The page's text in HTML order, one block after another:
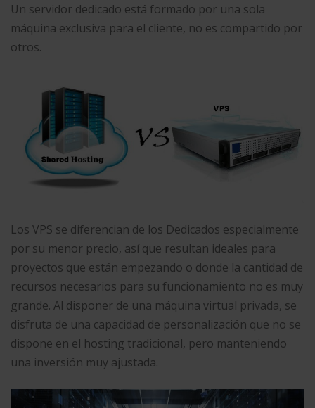
Un servidor dedicado está formado por una sola
máquina exclusiva para el cliente, no es compartido por
otros.
Los VPS se diferencian de los Dedicados especialmente
por su menor precio, así que resultan ideales para
proyectos que están empezando o donde la cantidad de
recursos necesarios para su funcionamiento no es muy
grande. Al disponer de una máquina virtual privada, se
disfruta de una capacidad de personalización que no se
dispone en el hosting tradicional, pero manteniendo
una inversión muy ajustada.